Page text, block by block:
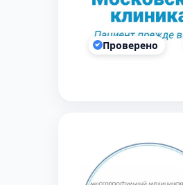
Проверено